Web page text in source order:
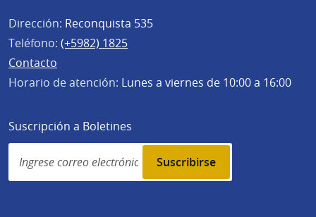
Dirección: Reconquista 535
Teléfono: (+5982) 1825
Contacto
Horario de atención: Lunes a viernes de 10:00 a 16:00
Suscripción a Boletines
Simplenews
subscription